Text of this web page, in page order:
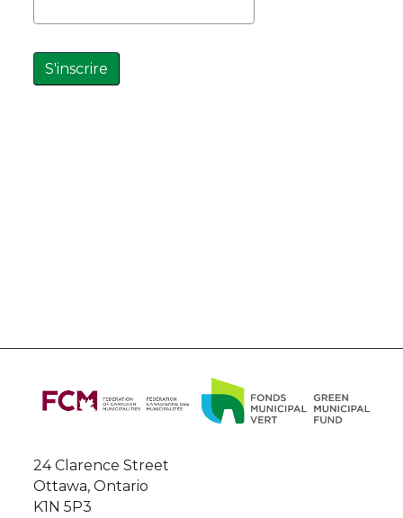
S'inscrire
About
this
24 Clarence Street
Ottawa, Ontario
K1N 5P3